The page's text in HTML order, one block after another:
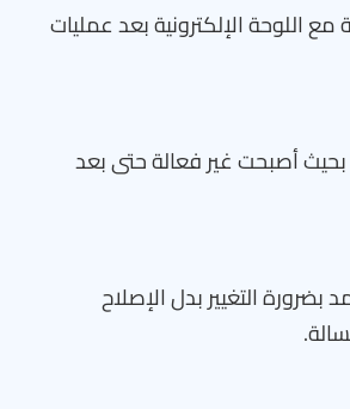
اللوحة الإلكترونية بعد عمليات
أصبحت غير فعالة حتى بعد
بضرورة التغيير بدل الإصلاح